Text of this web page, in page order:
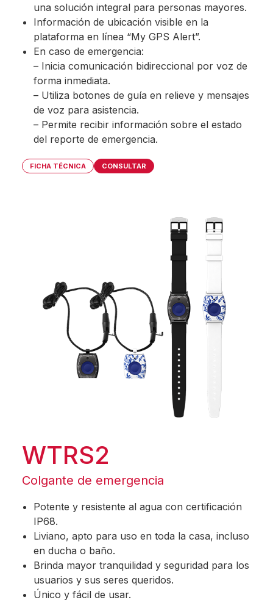
una solución integral para personas mayores.
Información de ubicación visible en la
plataforma en línea “My GPS Alert”.
En caso de emergencia:
– Inicia comunicación bidireccional por voz de
forma inmediata.
– Utiliza botones de guía en relieve y mensajes
de voz para asistencia.
– Permite recibir información sobre el estado
del reporte de emergencia.
FICHA TÉCNICA CONSULTAR
WTRS2
Colgante de emergencia
Potente y resistente al agua con certificación
IP68.
Liviano, apto para uso en toda la casa, incluso
en ducha o baño.
Brinda mayor tranquilidad y seguridad para los
usuarios y sus seres queridos.
Único y fácil de usar.